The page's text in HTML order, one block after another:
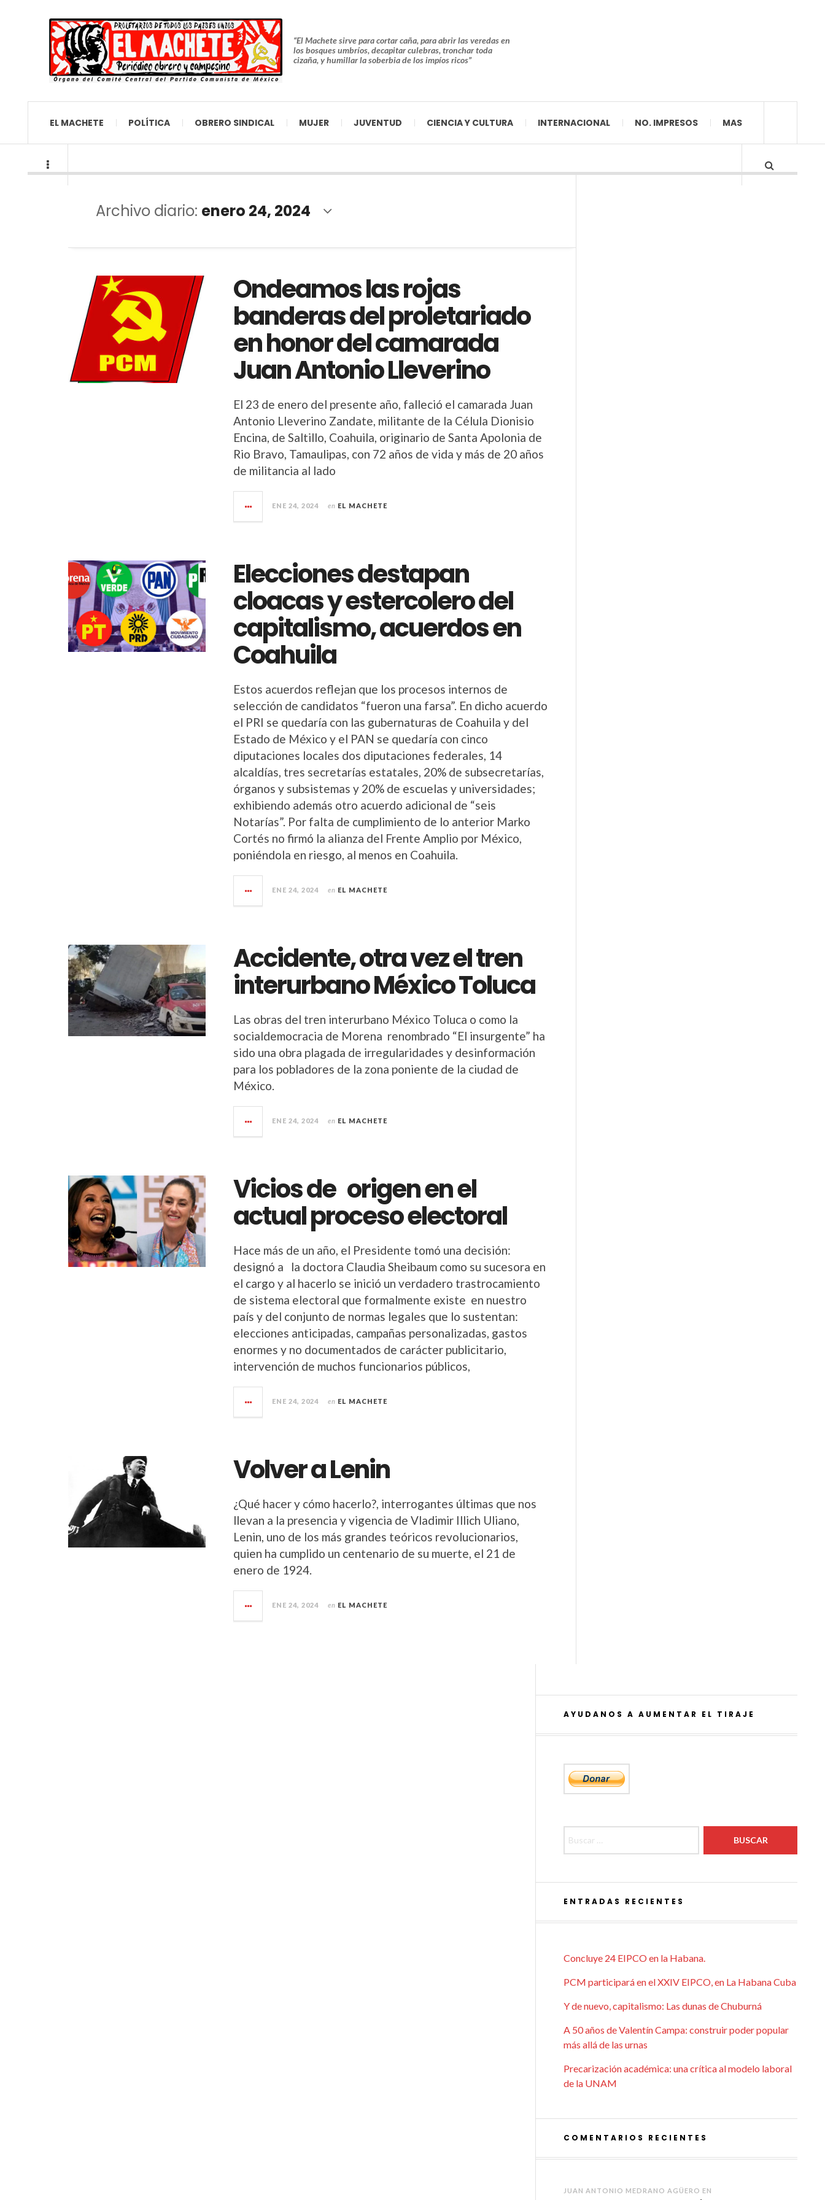
“El Machete sirve para cortar caña, para abrir las veredas en
los bosques umbríos, decapitar culebras, tronchar toda
cizaña, y humillar la soberbia de los impíos ricos”
EL MACHETE POLÍTICA OBRERO SINDICAL MUJER JUVENTUD CIENCIA Y CULTURA INTERNACIONAL NO. IMPRESOS MAS
Archivo diario: enero 24, 2024
Ondeamos las rojas
banderas del proletariado
en honor del camarada
Juan Antonio Lleverino
El 23 de enero del presente año, falleció el camarada Juan
Antonio Lleverino Zandate, militante de la Célula Dionisio
Encina, de Saltillo, Coahuila, originario de Santa Apolonia de
Rio Bravo, Tamaulipas, con 72 años de vida y más de 20 años
de militancia al lado
ENE 24, 2024 en EL MACHETE
Elecciones destapan
cloacas y estercolero del
capitalismo, acuerdos en
Coahuila
Estos acuerdos reflejan que los procesos internos de
selección de candidatos “fueron una farsa”. En dicho acuerdo
el PRI se quedaría con las gubernaturas de Coahuila y del
Estado de México y el PAN se quedaría con cinco
diputaciones locales dos diputaciones federales, 14
alcaldías, tres secretarías estatales, 20% de subsecretarías,
órganos y subsistemas y 20% de escuelas y universidades;
exhibiendo además otro acuerdo adicional de “seis
Notarías”. Por falta de cumplimiento de lo anterior Marko
Cortés no firmó la alianza del Frente Amplio por México,
poniéndola en riesgo, al menos en Coahuila.
ENE 24, 2024 en EL MACHETE
Accidente, otra vez el tren
interurbano México Toluca
Las obras del tren interurbano México Toluca o como la
socialdemocracia de Morena renombrado “El insurgente” ha
sido una obra plagada de irregularidades y desinformación
para los pobladores de la zona poniente de la ciudad de
México.
ENE 24, 2024 en EL MACHETE
Vicios de origen en el
actual proceso electoral
Hace más de un año, el Presidente tomó una decisión:
designó a la doctora Claudia Sheibaum como su sucesora en
el cargo y al hacerlo se inició un verdadero trastrocamiento
de sistema electoral que formalmente existe en nuestro
país y del conjunto de normas legales que lo sustentan:
elecciones anticipadas, campañas personalizadas, gastos
enormes y no documentados de carácter publicitario,
intervención de muchos funcionarios públicos,
ENE 24, 2024 en EL MACHETE
Volver a Lenin
¿Qué hacer y cómo hacerlo?, interrogantes últimas que nos
llevan a la presencia y vigencia de Vladimir Illich Uliano,
Lenin, uno de los más grandes teóricos revolucionarios,
quien ha cumplido un centenario de su muerte, el 21 de
enero de 1924.
ENE 24, 2024 en EL MACHETE
AYUDANOS A AUMENTAR EL TIRAJE
ENTRADAS RECIENTES
Concluye 24 EIPCO en la Habana.
PCM participará en el XXIV EIPCO, en La Habana Cuba
Y de nuevo, capitalismo: Las dunas de Chuburná
A 50 años de Valentín Campa: construir poder popular
más allá de las urnas
Precarización académica: una crítica al modelo laboral
de la UNAM
COMENTARIOS RECIENTES
JUAN ANTONIO MEDRANO AGÜERO EN